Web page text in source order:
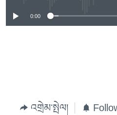
0:00
འགྲེམ་སྤེལ།